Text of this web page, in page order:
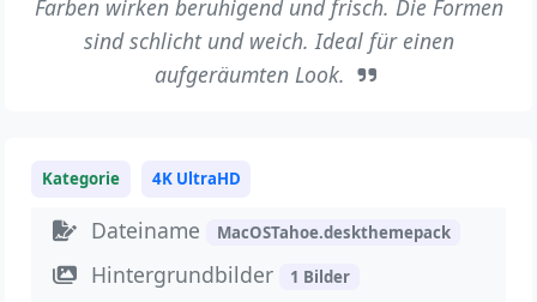
Farben wirken beruhigend und frisch. Die Formen
sind schlicht und weich. Ideal für einen
aufgeräumten Look.
Kategorie 4K UltraHD
Dateiname MacOSTahoe.deskthemepack
Hintergrundbilder 1 Bilder